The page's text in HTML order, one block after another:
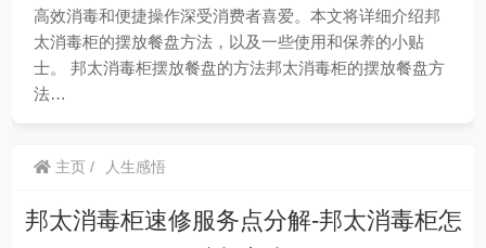
高效消毒和便捷操作深受消费者喜爱。本文将详细介绍邦
太消毒柜的摆放餐盘方法，以及一些使用和保养的小贴
士。 邦太消毒柜摆放餐盘的方法邦太消毒柜的摆放餐盘方
法…
主页 人生感悟
邦太消毒柜速修服务点分解-邦太消毒柜怎